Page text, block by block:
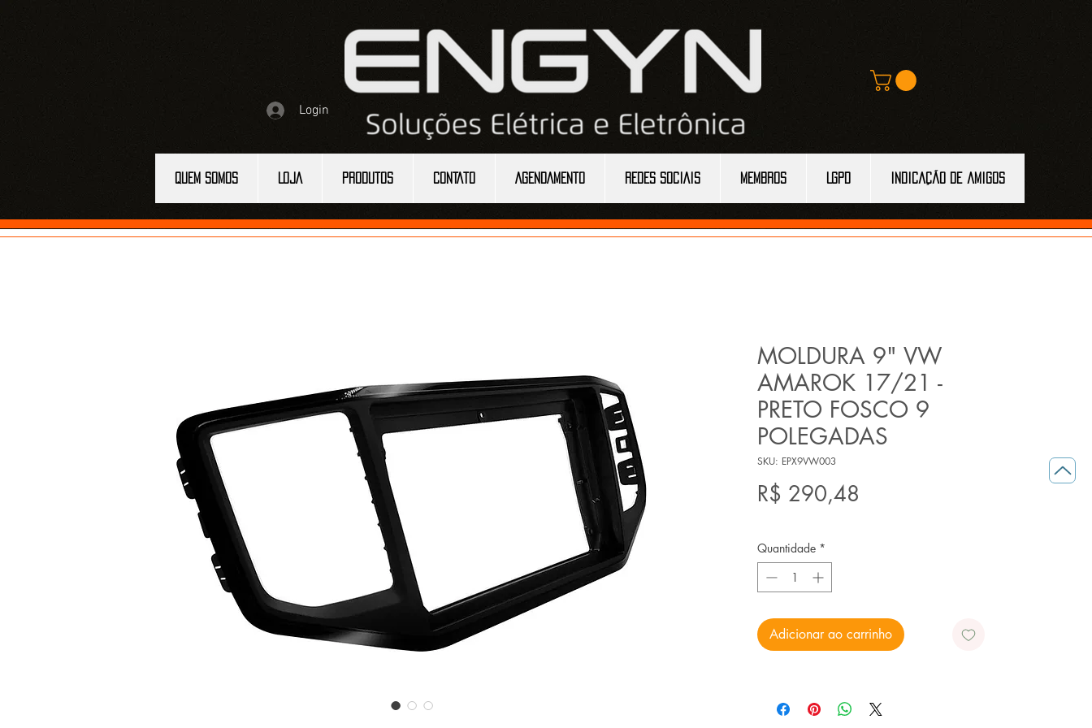
Login
QUEM SOMOS LOJA PRODUTOS CONTATO AGENDAMENTO REDES SOCIAIS MEMBROS LGPD Indicação de amigos
MOLDURA 9" VW
AMAROK 17/21 -
PRETO FOSCO 9
POLEGADAS
SKU: EPX9VW003
R$ 290,48
Quantidade *
Adicionar ao carrinho